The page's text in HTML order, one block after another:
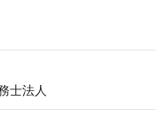
士法人